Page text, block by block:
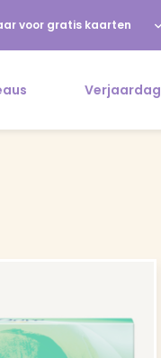
voor gratis kaarten
Verjaardag